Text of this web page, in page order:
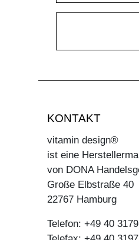
KONTAKT
vitamin design®
ist eine
von DONA
Große Elbstraße 40
22767 Hamburg
Telefon: +49 40